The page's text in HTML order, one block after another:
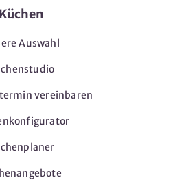
Küchen
Auswahl
vereinbaren